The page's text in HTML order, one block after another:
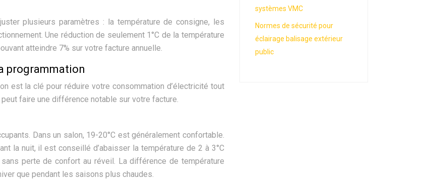
plusieurs paramètres : la température de consigne, les
Une réduction de seulement 1°C de la température
atteindre 7% sur votre facture annuelle.
programmation
est la clé pour réduire votre consommation d’électricité tout
faire une différence notable sur votre facture.
Dans un salon, 19-20°C est généralement confortable.
la nuit, il est conseillé d’abaisser la température de 2 à 3°C
perte de confort au réveil. La différence de température
que pendant les saisons plus chaudes.
systèmes VMC
Normes de sécurité pour
éclairage balisage extérieur
public